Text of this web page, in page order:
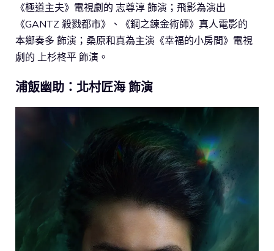
《極道主夫》電視劇的 志尊淳 飾演；飛影為演出
《GANTZ 殺戮都市》、《鋼之鍊金術師》真人電影的
本鄉奏多 飾演；桑原和真為主演《幸福的小房間》電視
劇的 上杉柊平 飾演。
浦飯幽助：北村匠海 飾演